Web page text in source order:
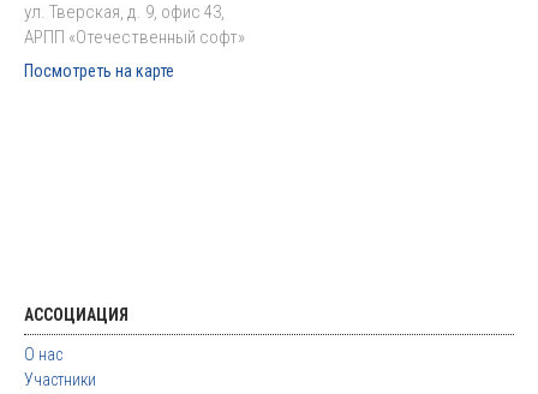
ул. Тверская, д. 9, офис 43,
АРПП «Отечественный софт»
Посмотреть на карте
АССОЦИАЦИЯ
О нас
Участники